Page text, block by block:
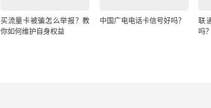
买流量卡被骗怎么举报？教
你如何维护自身权益
中国广电电话卡信号好吗？
联
吗